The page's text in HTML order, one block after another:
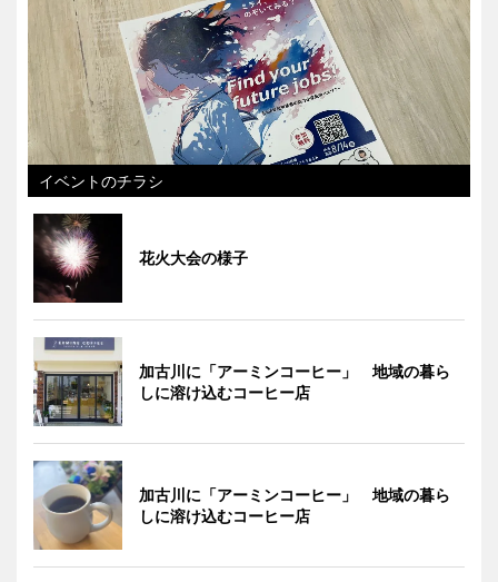
イベントのチラシ
花火大会の様子
加古川に「アーミンコーヒー」 地域の暮ら
しに溶け込むコーヒー店
加古川に「アーミンコーヒー」 地域の暮ら
しに溶け込むコーヒー店